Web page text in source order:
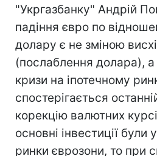
"Укргазбанку" Андрій
падіння євро по
долару є не зміною
(послаблення долара),
кризи на іпотечному
спостерігається
корекцію валютних
основні інвестиції були
ринки єврозони, то при